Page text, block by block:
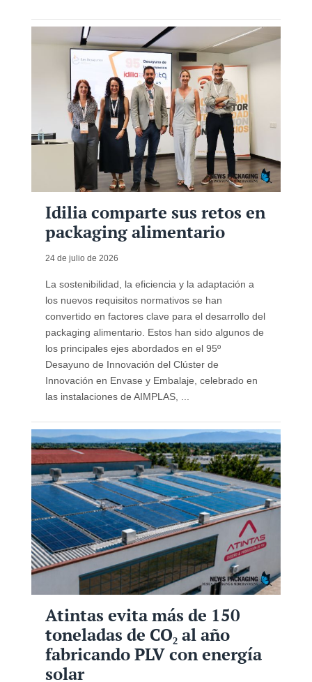
Idilia comparte sus retos en
packaging alimentario
24 de julio de 2026
La sostenibilidad, la eficiencia y la adaptación a
los nuevos requisitos normativos se han
convertido en factores clave para el desarrollo del
packaging alimentario. Estos han sido algunos de
los principales ejes abordados en el 95º
Desayuno de Innovación del Clúster de
Innovación en Envase y Embalaje, celebrado en
las instalaciones de AIMPLAS, ...
Atintas evita más de 150
toneladas de CO₂ al año
fabricando PLV con energía
solar